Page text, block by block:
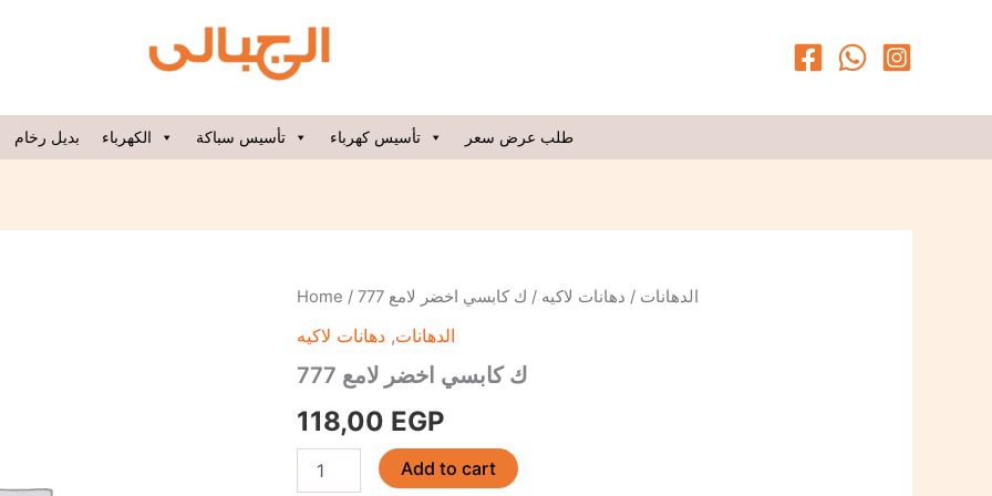
بديل رخام الكهرباء تأسيس سباكة تأسيس كهرباء طلب عرض سعر
Home / الدهانات / دهانات لاكيه / ك كابسي اخضر لامع 777
الدهانات, دهانات لاكيه
ك كابسي اخضر لامع 777
118,00 EGP
ك
اخضر
777
Add to cart